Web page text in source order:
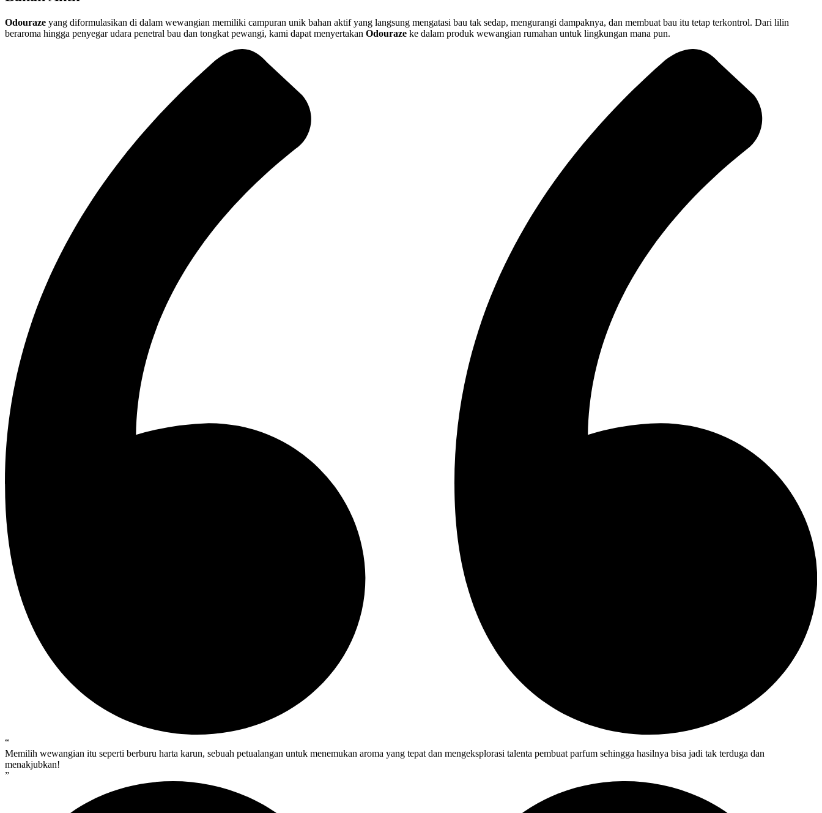
Odouraze yang diformulasikan di dalam wewangian memiliki campuran unik bahan aktif yang langsung mengatasi bau tak sedap, mengurangi dampaknya, dan membuat bau itu tetap terkontrol. Dari lilin
beraroma hingga penyegar udara penetral bau dan tongkat pewangi, kami dapat menyertakan Odouraze ke dalam produk wewangian rumahan untuk lingkungan mana pun.
“
Memilih wewangian itu seperti berburu harta karun, sebuah petualangan untuk menemukan aroma yang tepat dan mengeksplorasi talenta pembuat parfum sehingga hasilnya bisa jadi tak terduga dan
menakjubkan!
”